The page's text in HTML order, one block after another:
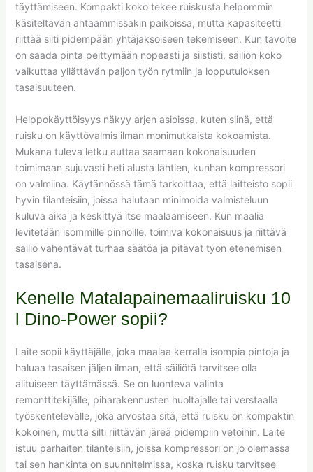
täyttämiseen. Kompakti koko tekee ruiskusta helpommin
käsiteltävän ahtaammissakin paikoissa, mutta kapasiteetti
riittää silti pidempään yhtäjaksoiseen tekemiseen. Kun tavoite
on saada pinta peittymään nopeasti ja siististi, säiliön koko
vaikuttaa yllättävän paljon työn rytmiin ja lopputuloksen
tasaisuuteen.
Helppokäyttöisyys näkyy arjen asioissa, kuten siinä, että
ruisku on käyttövalmis ilman monimutkaista kokoamista.
Mukana tuleva letku auttaa saamaan kokonaisuuden
toimimaan sujuvasti heti alusta lähtien, kunhan kompressori
on valmiina. Käytännössä tämä tarkoittaa, että laitteisto sopii
hyvin tilanteisiin, joissa halutaan minimoida valmisteluun
kuluva aika ja keskittyä itse maalaamiseen. Kun maalia
levitetään isommille pinnoille, toimiva kokonaisuus ja riittävä
säiliö vähentävät turhaa säätöä ja pitävät työn etenemisen
tasaisena.
Kenelle Matalapainemaaliruisku 10
l Dino-Power sopii?
Laite sopii käyttäjälle, joka maalaa kerralla isompia pintoja ja
haluaa tasaisen jäljen ilman, että säiliötä tarvitsee olla
alituiseen täyttämässä. Se on luonteva valinta
remonttitekijälle, piharakennusten huoltajalle tai verstaalla
työskentelevälle, joka arvostaa sitä, että ruisku on kompaktin
kokoinen, mutta silti riittävän järeä pidempiin vetoihin. Laite
istuu parhaiten tilanteisiin, joissa kompressori on jo olemassa
tai sen hankinta on suunnitelmissa, koska ruisku tarvitsee